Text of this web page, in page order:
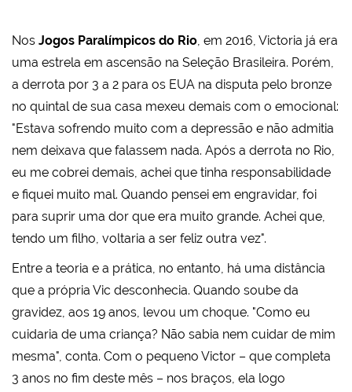
Nos Jogos Paralímpicos do Rio, em 2016, Victoria já era
uma estrela em ascensão na Seleção Brasileira. Porém,
a derrota por 3 a 2 para os EUA na disputa pelo bronze
no quintal de sua casa mexeu demais com o emocional:
"Estava sofrendo muito com a depressão e não admitia
nem deixava que falassem nada. Após a derrota no Rio,
eu me cobrei demais, achei que tinha responsabilidade
e fiquei muito mal. Quando pensei em engravidar, foi
para suprir uma dor que era muito grande. Achei que,
tendo um filho, voltaria a ser feliz outra vez".
Entre a teoria e a prática, no entanto, há uma distância
que a própria Vic desconhecia. Quando soube da
gravidez, aos 19 anos, levou um choque. "Como eu
cuidaria de uma criança? Não sabia nem cuidar de mim
mesma", conta. Com o pequeno Victor – que completa
3 anos no fim deste mês – nos braços, ela logo